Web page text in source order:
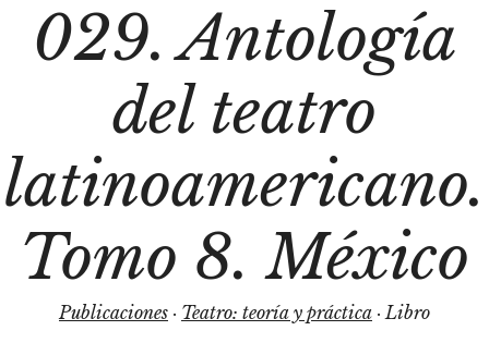
029. Antología
del teatro
latinoamericano.
Tomo 8. México
Publicaciones · Teatro: teoría y práctica · Libro